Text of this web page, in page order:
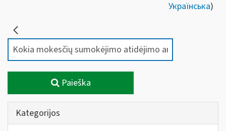
Українська)
Paieška
Kategorijos